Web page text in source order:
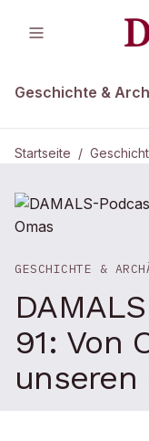
Geschichte &
Startseite /
GESCHICHTE &
91: Von
unseren